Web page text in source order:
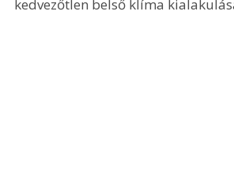
kedvezőtlen belső klíma